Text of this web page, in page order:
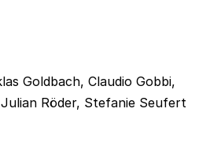
Goldbach, Claudio Gobbi,
Röder, Stefanie Seufert